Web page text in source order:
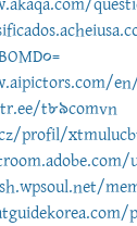
t89comvn
profil/